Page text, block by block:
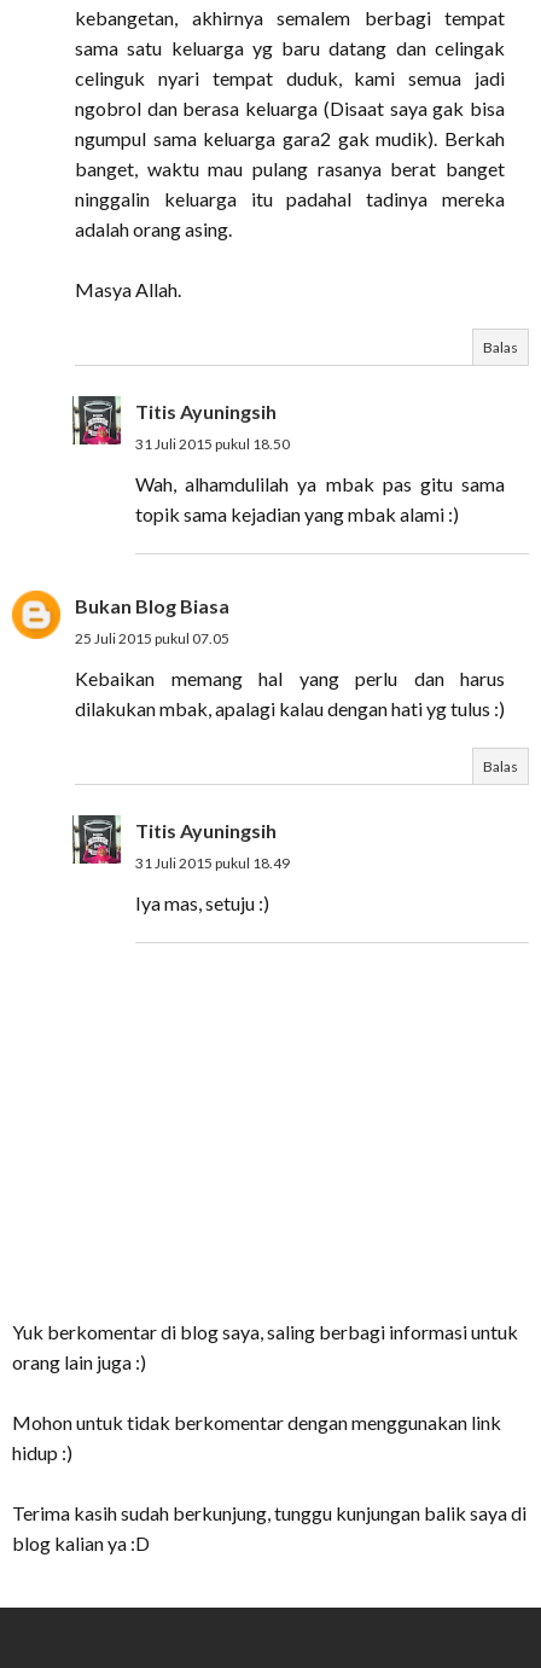
kebangetan, akhirnya semalem berbagi tempat
sama satu keluarga yg baru datang dan celingak
celinguk nyari tempat duduk, kami semua jadi
ngobrol dan berasa keluarga (Disaat saya gak bisa
ngumpul sama keluarga gara2 gak mudik). Berkah
banget, waktu mau pulang rasanya berat banget
ninggalin keluarga itu padahal tadinya mereka
adalah orang asing.
Masya Allah.
Balas
Titis Ayuningsih
31 Juli 2015 pukul 18.50
Wah, alhamdulilah ya mbak pas gitu sama
topik sama kejadian yang mbak alami :)
Bukan Blog Biasa
25 Juli 2015 pukul 07.05
Kebaikan memang hal yang perlu dan harus
dilakukan mbak, apalagi kalau dengan hati yg tulus :)
Balas
Titis Ayuningsih
31 Juli 2015 pukul 18.49
Iya mas, setuju :)
Yuk berkomentar di blog saya, saling berbagi informasi untuk
orang lain juga :)
Mohon untuk tidak berkomentar dengan menggunakan link
hidup :)
Terima kasih sudah berkunjung, tunggu kunjungan balik saya di
blog kalian ya :D